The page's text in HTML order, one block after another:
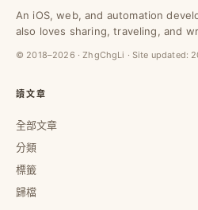
An iOS, web, and automation
also loves sharing, traveling, and
© 2018–2026 · ZhgChgLi · Site updated:
讀文章
全部文章
分類
標籤
歸檔